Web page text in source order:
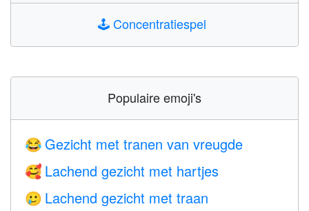
🕹️Concentratiespel
Populaire emoji's
😂 Gezicht met tranen van vreugde
🥰 Lachend gezicht met hartjes
🥲 Lachend gezicht met traan